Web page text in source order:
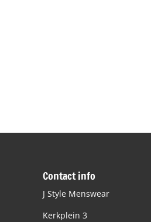
Contact info
J Style Menswear
Kerkplein 3